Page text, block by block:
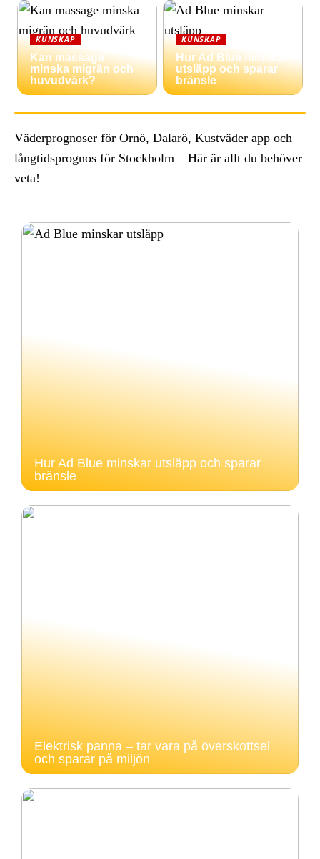
KUNSKAP
Kan massage
minska migrän och
huvudvärk?
KUNSKAP
Hur Ad Blue minskar
utsläpp och sparar
bränsle
Väderprognoser för Ornö, Dalarö, Kustväder app och
långtidsprognos för Stockholm – Här är allt du behöver
veta!
Hur Ad Blue minskar utsläpp och sparar
bränsle
Elektrisk panna – tar vara på överskottsel
och sparar på miljön